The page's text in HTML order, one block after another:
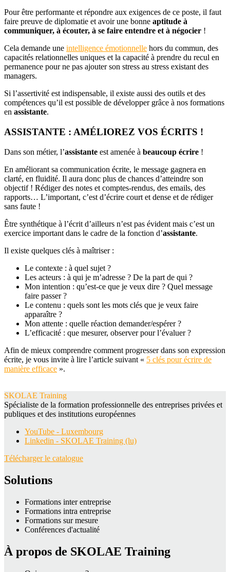
Pour être performante et répondre aux exigences de ce poste, il faut
faire preuve de diplomatie et avoir une bonne aptitude à
communiquer, à écouter, à se faire entendre et à négocier !
Cela demande une intelligence émotionnelle hors du commun, des
capacités relationnelles uniques et la capacité à prendre du recul en
permanence pour ne pas ajouter son stress au stress existant des
managers.
Si l’assertivité est indispensable, il existe aussi des outils et des
compétences qu’il est possible de développer grâce à nos formations
en assistante.
ASSISTANTE : AMÉLIOREZ VOS ÉCRITS !
Dans son métier, l’assistante est amenée à beaucoup écrire !
En améliorant sa communication écrite, le message gagnera en
clarté, en fluidité. Il aura donc plus de chances d’atteindre son
objectif ! Rédiger des notes et comptes-rendus, des emails, des
rapports… L’important, c’est d’écrire court et dense et de rédiger
sans faute !
Être synthétique à l’écrit d’ailleurs n’est pas évident mais c’est un
exercice important dans le cadre de la fonction d’assistante.
Il existe quelques clés à maîtriser :
Le contexte : à quel sujet ?
Les acteurs : à qui je m’adresse ? De la part de qui ?
Mon intention : qu’est-ce que je veux dire ? Quel message
faire passer ?
Le contenu : quels sont les mots clés que je veux faire
apparaître ?
Mon attente : quelle réaction demander/espérer ?
L’efficacité : que mesurer, observer pour l’évaluer ?
Afin de mieux comprendre comment progresser dans son expression
écrite, je vous invite à lire l’article suivant « 5 clés pour écrire de
manière efficace ».
SKOLAE Training
Spécialiste de la formation professionnelle des entreprises privées et
publiques et des institutions européennes
YouTube - Luxembourg
Linkedin - SKOLAE Training (lu)
Télécharger le catalogue
Solutions
Formations inter entreprise
Formations intra entreprise
Formations sur mesure
Conférences d'actualité
À propos de SKOLAE Training